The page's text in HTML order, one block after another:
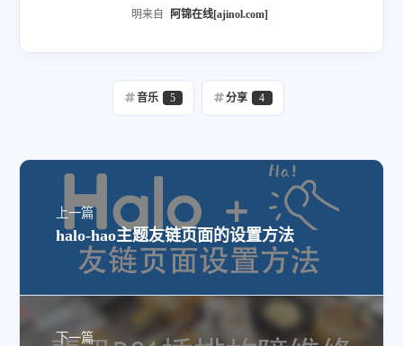
明来自
阿锦在线[ajinol.com]
音乐 5 分享 4
上一篇
halo-hao主题友链页面的设置方法
下一篇